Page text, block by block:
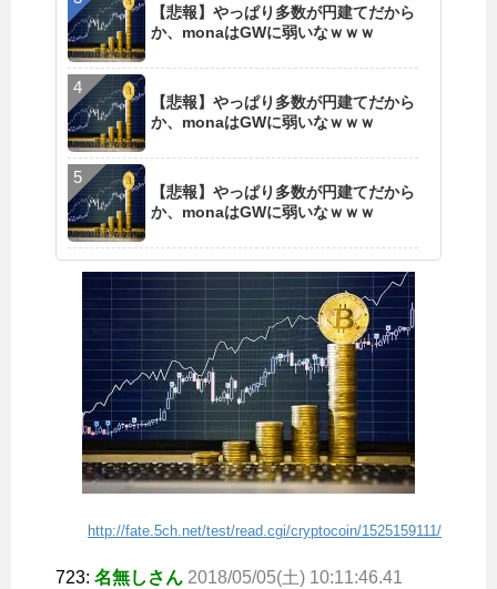
【悲報】やっぱり多数が円建てだから
か、monaはGWに弱いなｗｗｗ
【悲報】やっぱり多数が円建てだから
か、monaはGWに弱いなｗｗｗ
【悲報】やっぱり多数が円建てだから
か、monaはGWに弱いなｗｗｗ
http://fate.5ch.net/test/read.cgi/cryptocoin/1525159111/
723: 名無しさん 2018/05/05(土) 10:11:46.41